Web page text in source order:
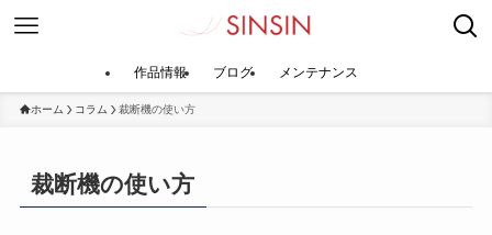
作品情報 ブログ メンテナンス
ホーム コラム 裁断機の使い方
裁断機の使い方